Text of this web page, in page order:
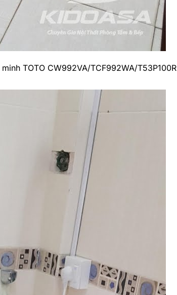
TOTO CW992VA/TCF992WA/T53P100R